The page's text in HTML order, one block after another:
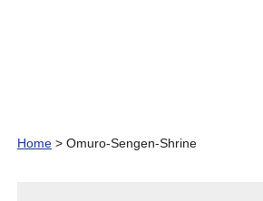
Home > Omuro-Sengen-Shrine